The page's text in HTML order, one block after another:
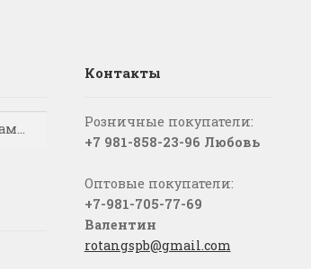
Контакты
Розничные покупатели:
+7 981-858-23-96 Любовь
Оптовые покупатели:
+7-981-705-77-69
Валентин
rotangspb@gmail.com